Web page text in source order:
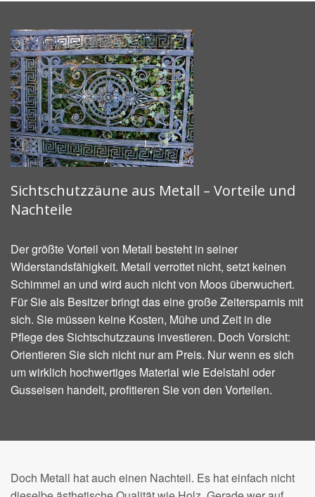
Sichtschutzzäune aus Metall – Vorteile und
Nachteile
Der größte Vorteil von Metall besteht in seiner
Widerstandsfähigkeit. Metall verrottet nicht, setzt keinen
Schimmel an und wird auch nicht von Moos überwuchert.
Für Sie als Besitzer bringt das eine große Zeitersparnis mit
sich. Sie müssen keine Kosten, Mühe und Zeit in die
Pflege des Sichtschutzzauns investieren. Doch Vorsicht:
Orientieren Sie sich nicht nur am Preis. Nur wenn es sich
um wirklich hochwertiges Material wie Edelstahl oder
Gusseisen handelt, profitieren Sie von den Vorteilen.
Doch Metall hat auch einen Nachteil. Es hat einfach nicht